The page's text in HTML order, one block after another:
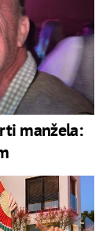
manžela: